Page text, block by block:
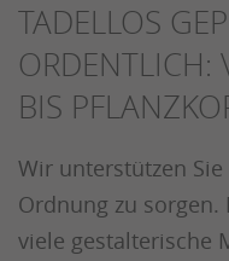
TADELLOS
ORDENTLICH:
BIS
Wir unterstützen
Ordnung zu sorgen.
viele gestalterische